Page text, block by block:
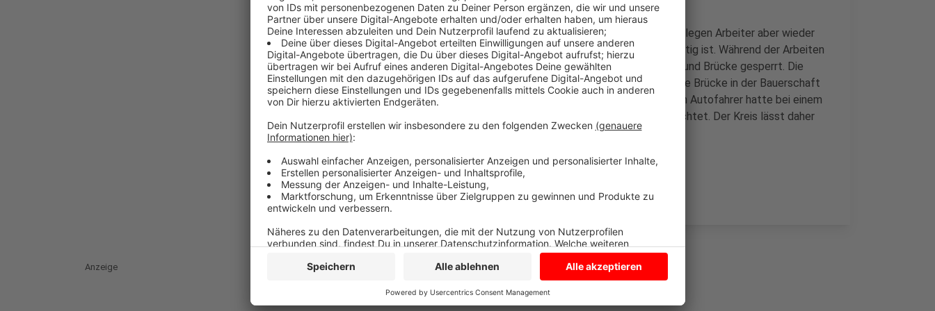
Der Kreis sagt jetzt: Voraussichtlich noch im Laufe dieser Woche legen Arbeiter aber wieder
los. Dann dauert es wahrscheinlich noch fünf Wochen bis alles fertig ist. Während der Arbeiten
werden dann auch - wie schon zu Beginn - wieder die Kreisstraße und Brücke gesperrt. Die
Arbeiten mussten zuletzt ruhen, weil der Burloer Bach über den die Brücke in der Bauerschaft
Geitendorf führt, zu viel Wasser hat. Es regnete zuletzt zu oft. Ein Autofahrer hatte bei einem
Unfall Mauern und Geländer der Brücke beschädigt und war geflüchtet. Der Kreis lässt daher
jetzt neue Teile einbauen und legt direkt einen Radweg mit an.
Anzeige
Anzeige